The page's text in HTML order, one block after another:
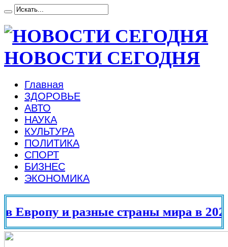
НОВОСТИ СЕГОДНЯ
Главная
ЗДОРОВЬЕ
АВТО
НАУКА
КУЛЬТУРА
ПОЛИТИКА
СПОРТ
БИЗНЕС
ЭКОНОМИКА
и разные страны мира в 2025